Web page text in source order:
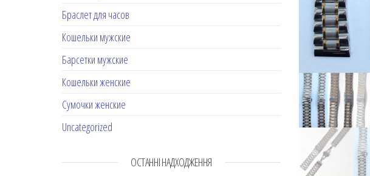
Браслет для часов
Кошельки мужские
Барсетки мужские
Кошельки женские
Сумочки женские
Uncategorized
ОСТАННІ НАДХОДЖЕННЯ